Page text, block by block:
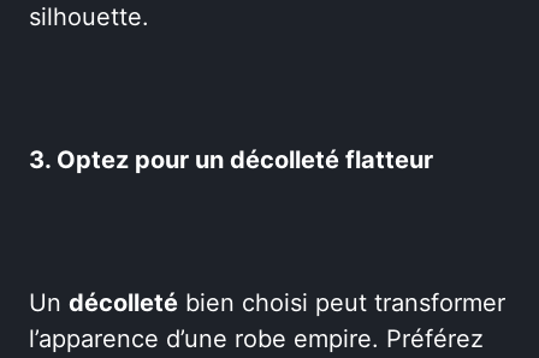
silhouette.
3. Optez pour un décolleté flatteur
Un décolleté bien choisi peut transformer
l’apparence d’une robe empire. Préférez